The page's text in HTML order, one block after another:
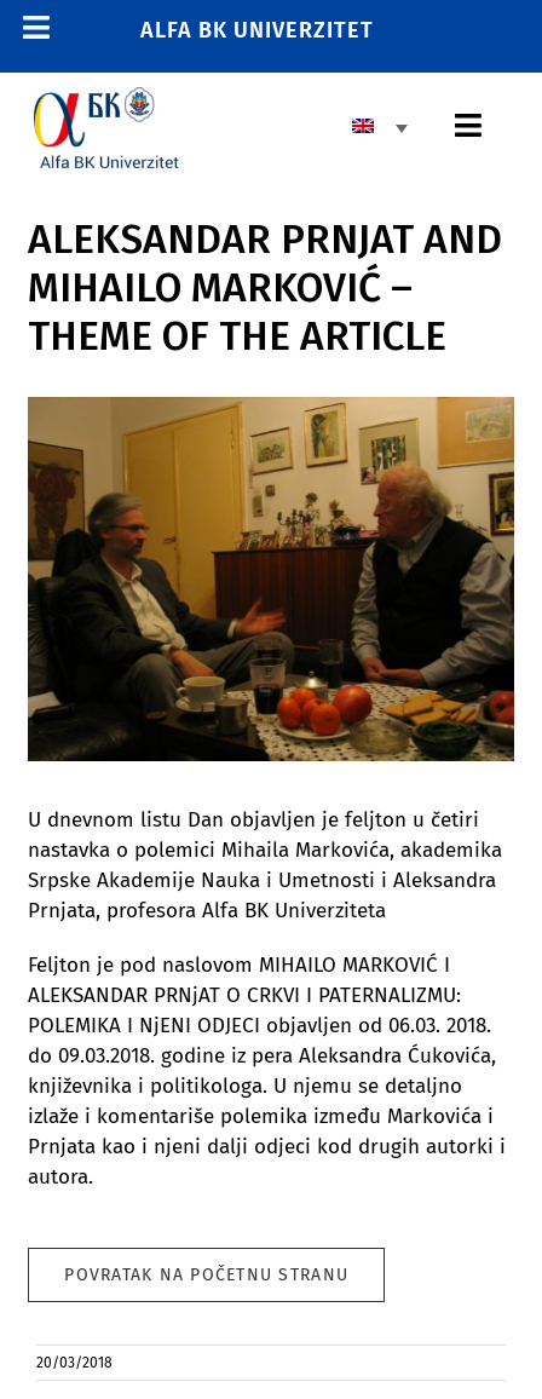
Skip
content
Toggle
Navigation
ALFA BK UNIVERZITET
ALEKSANDAR PRNJAT AND
MIHAILO MARKOVIĆ –
THEME OF THE ARTICLE
U dnevnom listu Dan objavljen je feljton u četiri
nastavka o polemici Mihaila Markovića, akademika
Srpske Akademije Nauka i Umetnosti i Aleksandra
Prnjata, profesora Alfa BK Univerziteta
Feljton je pod naslovom MIHAILO MARKOVIĆ I
ALEKSANDAR PRNjAT O CRKVI I PATERNALIZMU:
POLEMIKA I NjENI ODJECI objavljen od 06.03. 2018.
do 09.03.2018. godine iz pera Aleksandra Ćukovića,
književnika i politikologa. U njemu se detaljno
izlaže i komentariše polemika između Markovića i
Prnjata kao i njeni dalji odjeci kod drugih autorki i
autora.
POVRATAK NA POČETNU STRANU
20/03/2018